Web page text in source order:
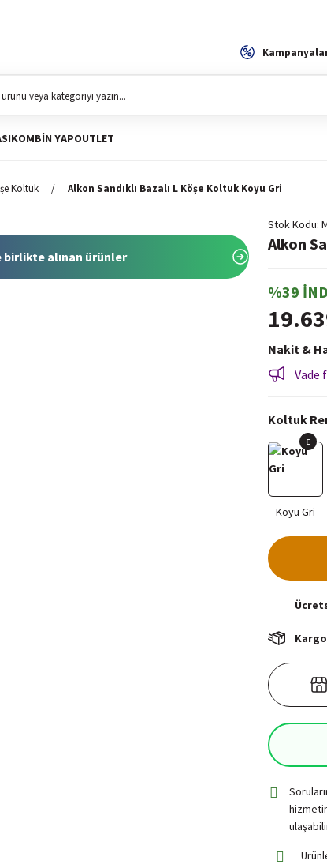
KOMBIN YAPOUTLET
Koltuk Alkon Sandıklı Bazalı L Köşe Koltuk Koyu Gri
birlikte alınan ürünler
Stok Kodu
Alkon
%39
Nakit &
Vade
Koltuk